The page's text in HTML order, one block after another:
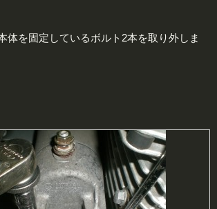
体を固定しているボルト2本を取り外しま